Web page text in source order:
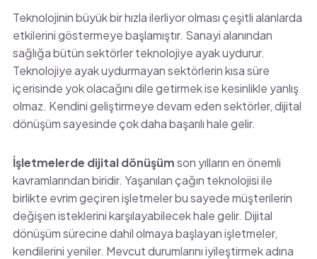
Teknolojinin büyük bir hızla ilerliyor olması çeşitli alanlarda
etkilerini göstermeye başlamıştır. Sanayi alanından
sağlığa bütün sektörler teknolojiye ayak uydurur.
Teknolojiye ayak uydurmayan sektörlerin kısa süre
içerisinde yok olacağını dile getirmek ise kesinlikle yanlış
olmaz. Kendini geliştirmeye devam eden sektörler, dijital
dönüşüm sayesinde çok daha başarılı hale gelir.
İşletmelerde dijital dönüşümson yılların en önemli
kavramlarından biridir. Yaşanılan çağın teknolojisi ile
birlikte evrim geçiren işletmeler bu sayede müşterilerin
değişen isteklerini karşılayabilecek hale gelir. Dijital
dönüşüm sürecine dahil olmaya başlayan işletmeler,
kendilerini yeniler. Mevcut durumlarını iyileştirmek adına